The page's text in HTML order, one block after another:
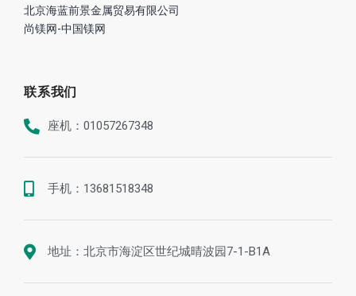
北京海蓝前景金属贸易有限公司
尚镁网-中国镁网
联系我们
座机：01057267348
手机：13681518348
地址：北京市海淀区世纪城晴波园7-1-B1A